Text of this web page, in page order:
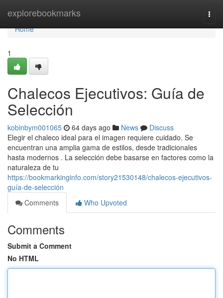
explorebookmarks
Home
Home
1
Chalecos Ejecutivos: Guía de
Selección
kobinbym001065 64 days ago News
Discuss
Elegir el chaleco ideal para el imagen requiere cuidado. Se
encuentran una amplia gama de estilos, desde tradicionales
hasta modernos . La selección debe basarse en factores como la
naturaleza de tu
https://bookmarkinginfo.com/story21530148/chalecos-ejecutivos-
guía-de-selección
Comments
Who Upvoted
Comments
Submit a Comment
No HTML